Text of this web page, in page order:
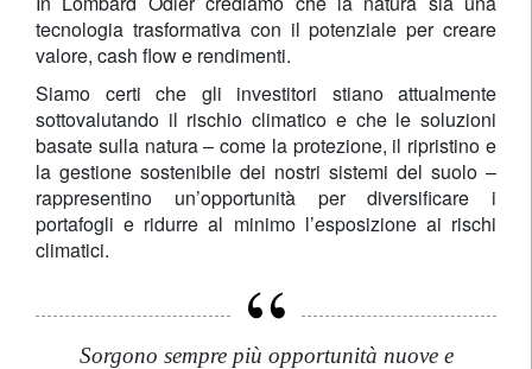
tecnologia trasformativa con il potenziale per creare
valore, cash flow e rendimenti.
Siamo certi che gli investitori stiano attualmente
sottovalutando il rischio climatico e che le soluzioni
basate sulla natura – come la protezione, il ripristino e
la gestione sostenibile dei nostri sistemi del suolo –
rappresentino un’opportunità per diversificare i
portafogli e ridurre al minimo l’esposizione ai rischi
climatici.
Sorgono sempre più opportunità nuove e